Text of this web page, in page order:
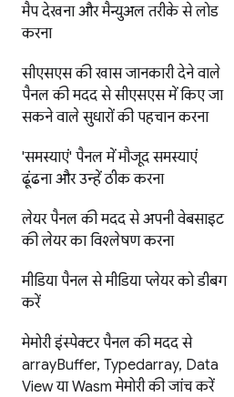
मैप देखना और मैन्युअल तरीके से लोड
करना
सीएसएस की खास जानकारी देने वाले
पैनल की मदद सेसीएसएस में किए जा
सकने वाले सुधारों की पहचान करना
'समस्याएं' पैनल में मौजूद समस्याएं
ढूंढना और उन्हें ठीक करना
लेयर पैनल की मदद सेअपनी वेबसाइट
की लेयर का विश्लेषण करना
मीडिया पैनल से मीडिया प्लेयर को डीबग
करें
मेमोरी इंस्पेक्टर पैनल की मदद से
arrayBuffer, Typedarray, Data
View या Wasm मेमोरी की जांच करें